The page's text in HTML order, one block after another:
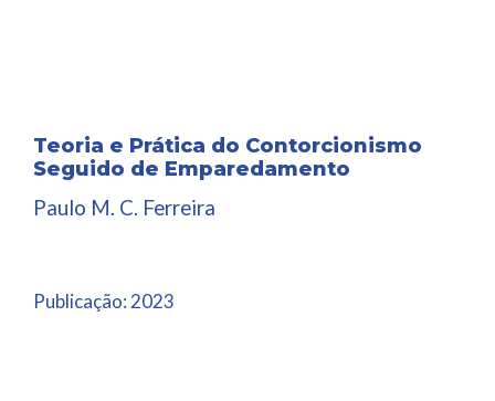
Teoria e Prática do Contorcionismo
Seguido de Emparedamento
Paulo M. C. Ferreira
Publicação: 2023